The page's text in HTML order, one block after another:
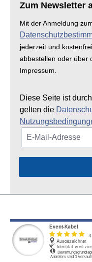
Zum Newsletter
Mit der Anmeldung
jederzeit und
abbestellen oder über
Impressum.
Diese Seite ist
gelten die